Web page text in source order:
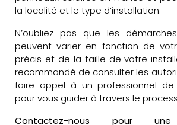
la localité et le type d’installation.
N’oubliez pas que les
peuvent varier en fonction de
précis et de la taille de votre
recommandé de consulter les
faire appel à un professionnel de
pour vous guider à travers le
Contactez-nous pour une